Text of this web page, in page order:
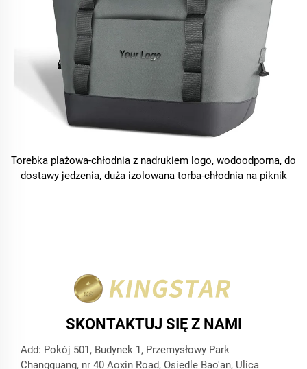
Torebka plażowa-chłodnia z nadrukiem logo, wodoodporna, do
dostawy jedzenia, duża izolowana torba-chłodnia na piknik
SKONTAKTUJ SIĘ Z NAMI
Add: Pokój 501, Budynek 1, Przemysłowy Park
Changguang, nr 40 Aoxin Road, Osiedle Bao'an, Ulica